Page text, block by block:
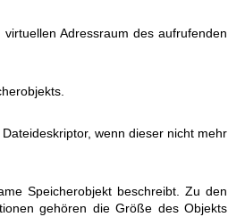
Adressraum des aufrufenden
wenn dieser nicht mehr
Speicherobjekt beschreibt. Zu den
gehören die Größe des Objekts